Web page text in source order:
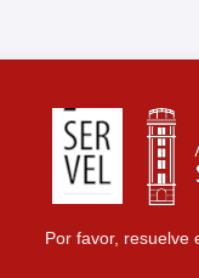
Por favor, resuelve